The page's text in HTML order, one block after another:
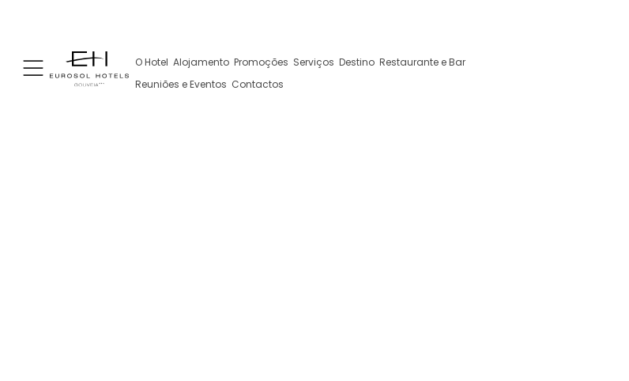
(Chamada para a rede fixa nacional)
implicar custos)
O Hotel Alojamento Promoções Serviços Destino Restaurante e Bar
Reuniões e Eventos Contactos